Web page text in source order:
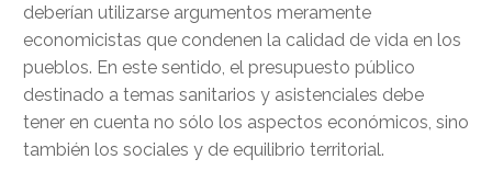
deberían utilizarse argumentos meramente
economicistas que condenen la calidad de vida en los
pueblos. En este sentido, el presupuesto público
destinado a temas sanitarios y asistenciales debe
tener en cuenta no sólo los aspectos económicos, sino
también los sociales y de equilibrio territorial.